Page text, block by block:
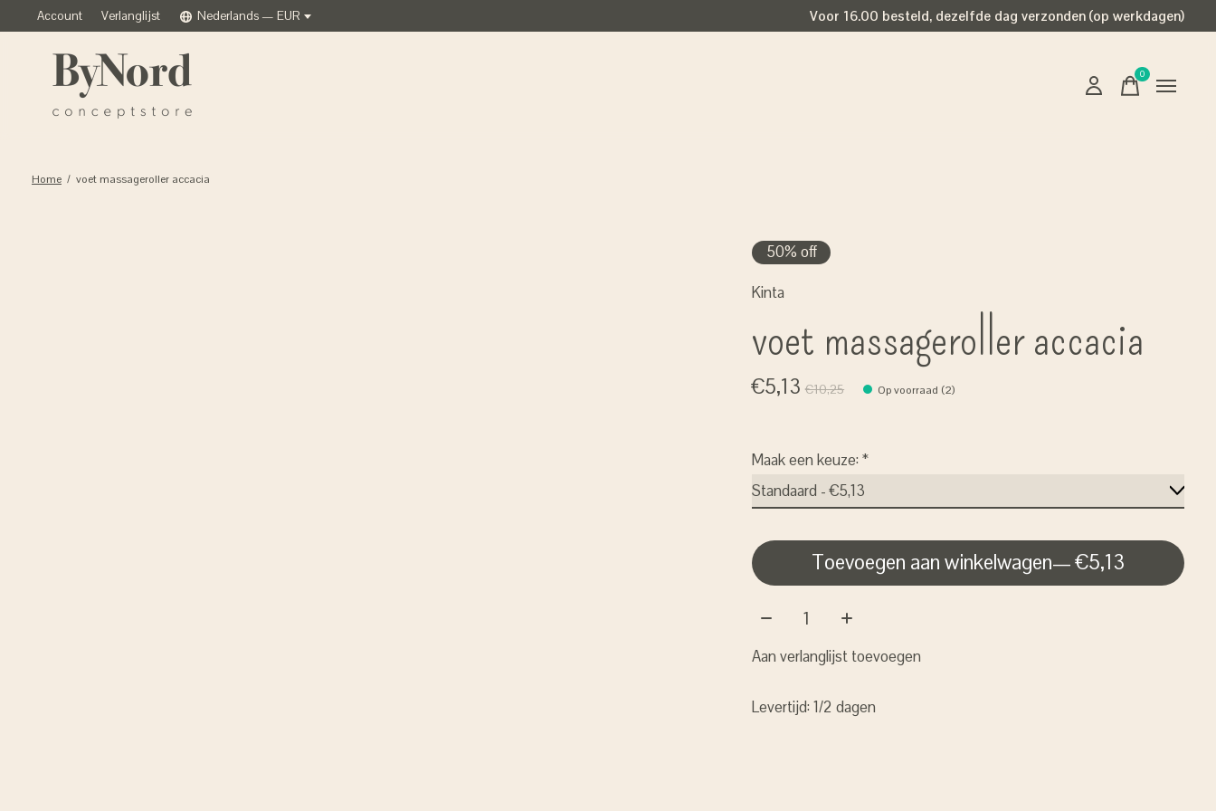
Account Verlanglijst Nederlands — EUR Voor 16.00 besteld, dezelfde dag verzonden (op werkdagen)
0items
Home / voet massageroller accacia
50% off
Kinta
voet massageroller accacia
€5,13€10,25 Op voorraad (2)
Maak een keuze:*
Toevoegen aan winkelwagen
— €5,13
Aantal:
Aan verlanglijst toevoegen
Levertijd: 1/2 dagen